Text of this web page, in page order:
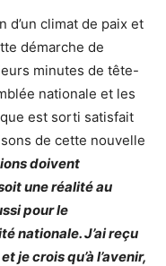
d’un climat de paix et
démarche de
minutes de tête-
nationale et les
est sorti satisfait
de cette nouvelle
doivent
une réalité au
pour le
nationale. J’ai reçu
je crois qu’à l’avenir,